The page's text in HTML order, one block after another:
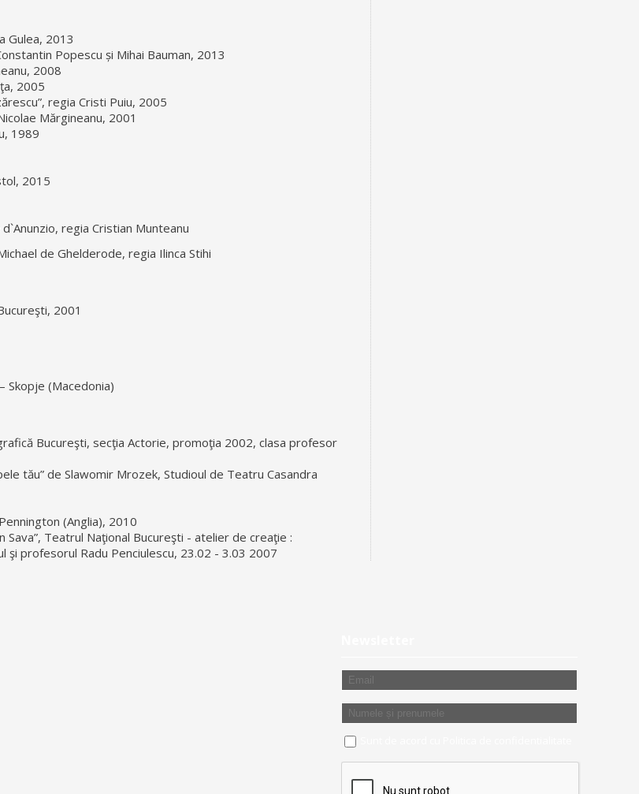
Gulea, 2013
Popescu și Mihai Bauman, 2013
2008
2005
regia Cristi Puiu, 2005
Mărgineanu, 2001
1989
2015
regia Cristian Munteanu
de Ghelderode, regia Ilinca Stihi
2001
Skopje (Macedonia)
Bucureşti, secţia Actorie, promoţia 2002, clasa profesor
tău” de Slawomir Mrozek, Studioul de Teatru Casandra
(Anglia), 2010
Teatrul Naţional Bucureşti - atelier de creaţie :
şi profesorul Radu Penciulescu, 23.02 - 3.03 2007